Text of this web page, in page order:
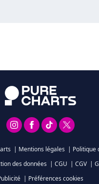
| Mentions légales | Politique
des données | CGU | CGV |
| Préférences cookies